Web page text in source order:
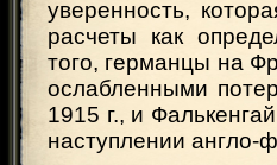
уверенность,
расчеты как
того, германцы на
ослабленными
1915 г., и
наступлении англо-